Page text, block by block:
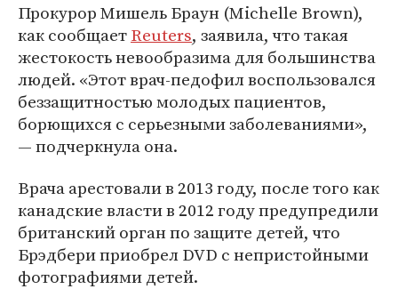
Прокурор Мишель Браун (Michelle Brown),
как сообщаетReuters, заявила, что такая
жестокость невообразима для большинства
людей. «Этот врач-педофил воспользовался
беззащитностью молодых пациентов,
борющихся с серьезными заболеваниями»,
— подчеркнула она.
Врача арестовали в 2013 году, после того как
канадские власти в 2012 году предупредили
британский орган по защите детей, что
Брэдбери приобрел DVD с непристойными
фотографиями детей.